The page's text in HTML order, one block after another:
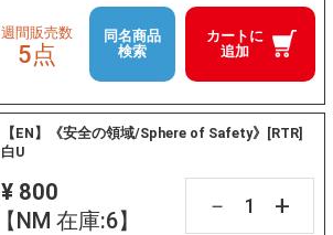
カートに
追加
週間販売数
5点
同名商品
検索
【EN】《安全の領域/Sphere of Safety》[RTR]
白U
¥ 800
【NM 在庫:6】
－ +